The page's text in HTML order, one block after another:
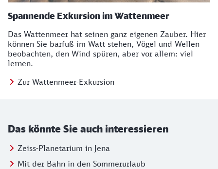
Spannende Exkursion im Wattenmeer
Das Wattenmeer hat seinen ganz eigenen Zauber. Hier
können Sie barfuß im Watt stehen, Vögel und Wellen
beobachten, den Wind spüren, aber vor allem: viel
lernen.
Zur Wattenmeer-Exkursion
Das könnte Sie auch interessieren
Zeiss-Planetarium in Jena
Mit der Bahn in den Sommerurlaub